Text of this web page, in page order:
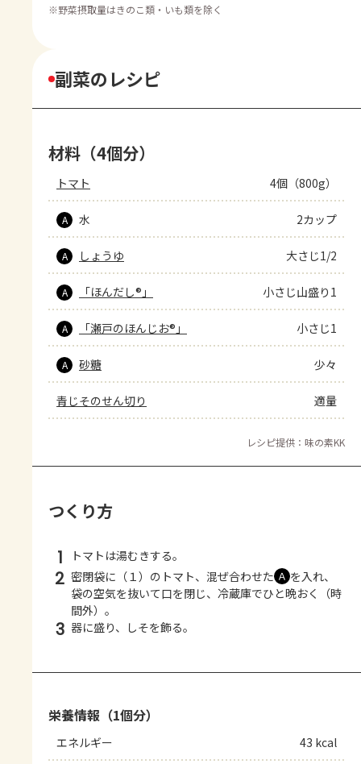
※野菜摂取量はきのこ類・いも類を除く
副菜のレシピ
材料（4個分）
トマト 4個（800g）
A 水 2カップ
A しょうゆ 大さじ1/2
A 「ほんだし®」 小さじ山盛り1
A 「瀬戸のほんじお®」 小さじ1
A 砂糖 少々
青じそのせん切り 適量
レシピ提供：味の素KK
つくり方
1 トマトは湯むきする。
2 密閉袋に（１）のトマト、混ぜ合わせた Ａ を入れ、
袋の空気を抜いて口を閉じ、冷蔵庫でひと晩おく（時
間外）。
3 器に盛り、しそを飾る。
栄養情報（1個分）
エネルギー 43 kcal